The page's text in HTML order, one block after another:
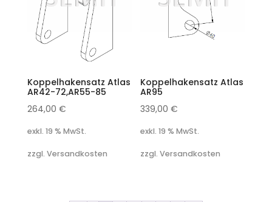
Koppelhakensatz Atlas
AR42-72,AR55-85
264,00 €
exkl. 19 % MwSt.
zzgl. Versandkosten
Koppelhakensatz Atlas
AR95
339,00€
exkl. 19 % MwSt.
zzgl. Versandkosten